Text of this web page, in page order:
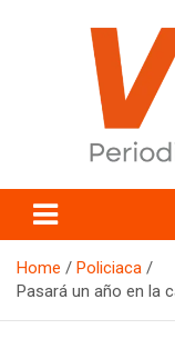
Home
Policiaca
Pasará un año en la